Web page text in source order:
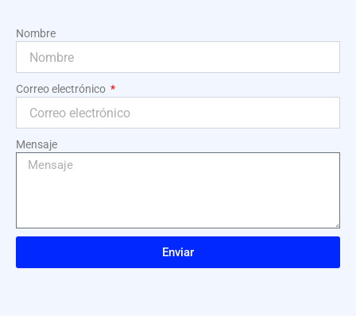
Nombre
Correo electrónico
Mensaje
Enviar